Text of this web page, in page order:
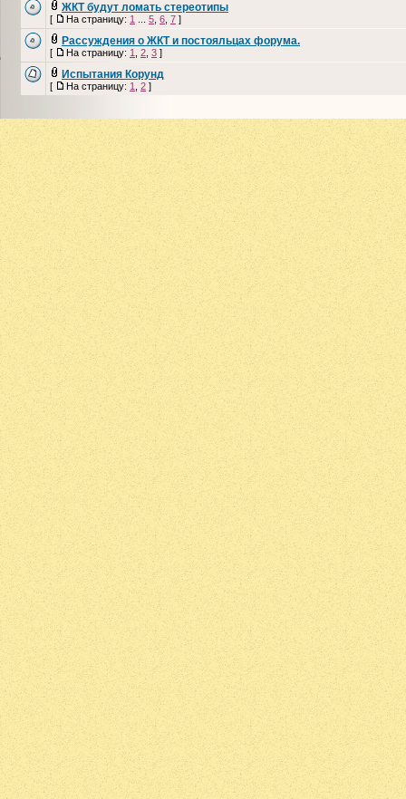
ЖКТ будут ломать стереотипы
[ На страницу: 1 5 6 7 ]
Рассуждения о ЖКТ и постояльцах форума.
[ На страницу: 1 2 3 ]
Испытания Корунд
[ На страницу: 1 2 ]